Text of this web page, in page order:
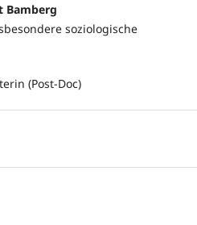
Bamberg
soziologische
(Post-Doc)